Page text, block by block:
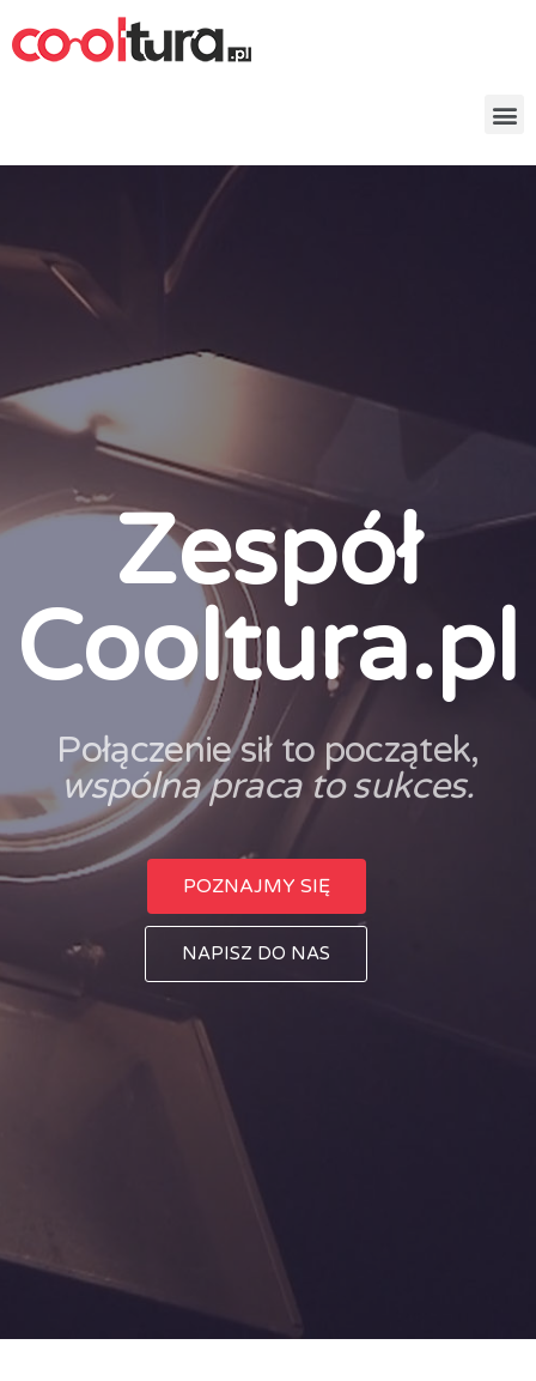
Zespół
Cooltura.pl
Połączenie sił to początek,
wspólna praca to sukces.
POZNAJMY SIĘ
NAPISZ DO NAS